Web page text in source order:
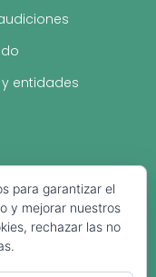
entidades
verso
para garantizar el
y mejorar nuestros
rechazar las no